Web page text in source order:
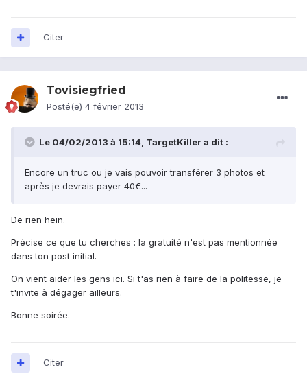
Citer
Tovisiegfried
Posté(e) 4 février 2013
Le 04/02/2013 à 15:14, TargetKiller a dit :
Encore un truc ou je vais pouvoir transférer 3 photos et
après je devrais payer 40€...
De rien hein.
Précise ce que tu cherches : la gratuité n'est pas mentionnée
dans ton post initial.
On vient aider les gens ici. Si t'as rien à faire de la politesse, je
t'invite à dégager ailleurs.
Bonne soirée.
Citer